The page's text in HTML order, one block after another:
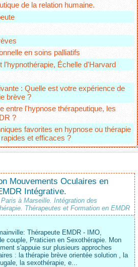
de la relation humaine.
en soins palliatifs
l'hypnothérapie, Échelle d'Harvard
: Quelle est votre expérience de
brève ?
entre l'hypnose thérapeutique, les
?
favorites en hypnose ou thérapie
et efficaces ?
Mouvements Oculaires en
Intégrative.
à Marseille. Intégration des
Thérapeutes et Formation en EMDR
Thérapeute EMDR - IMO,
couple, Praticien en Sexothérapie. Mon
s'appuie sur plusieurs approches
: la thérapie brève orientée solution , la
la sexothérapie, e...